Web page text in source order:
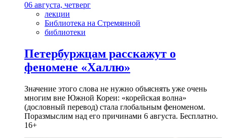
06 августа, четверг
лекции
Библиотека на Стремянной
библиотеки
Петербуржцам расскажут о
феномене «Халлю»
Значение этого слова не нужно объяснять уже очень
многим вне Южной Кореи: «корейская волна»
(дословный перевод) стала глобальным феноменом.
Поразмыслим над его причинами 6 августа. Бесплатно.
16+